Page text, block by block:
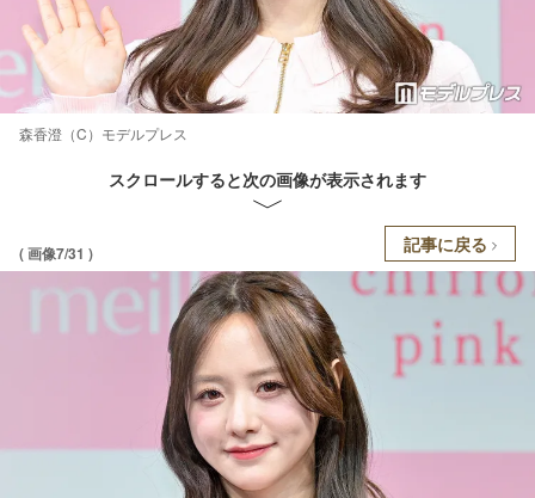
森香澄（C）モデルプレス
スクロールすると次の画像が表示されます
( 画像7/31 ) 記事に戻る